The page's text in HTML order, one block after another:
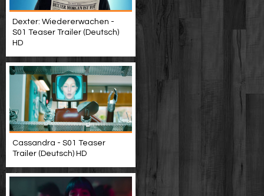
Dexter: Wiedererwachen -
S01 Teaser Trailer (Deutsch)
HD
Cassandra - S01 Teaser
Trailer (Deutsch) HD